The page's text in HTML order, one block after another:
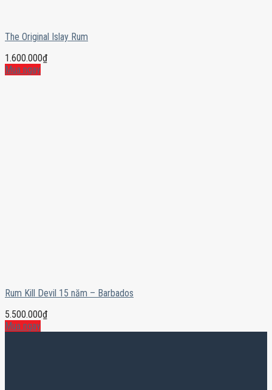
The Original Islay Rum
1.600.000₫
Mua ngay
Rum Kill Devil 15 năm – Barbados
5.500.000₫
Mua ngay